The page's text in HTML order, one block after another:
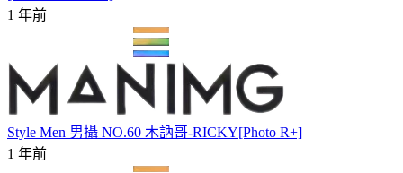
1 年前
Style Men 男攝 NO.60 木訥哥-RICKY[Photo R+]
1 年前